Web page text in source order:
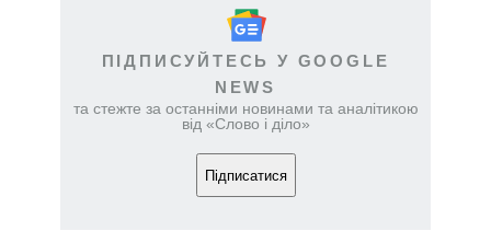
ПІДПИСУЙТЕСЬ У GOOGLE
NEWS
та стежте за останніми новинами та аналітикою
від «Слово і діло»
Підписатися